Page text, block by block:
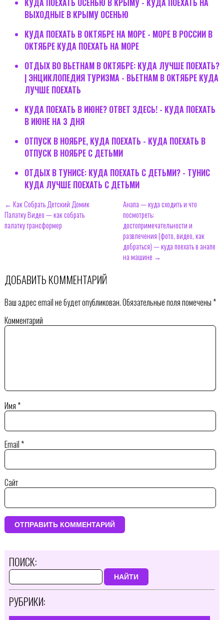
ВЫХОДНЫЕ В КРЫМУ ОСЕНЬЮ
КУДА ПОЕХАТЬ В ОКТЯБРЕ НА МОРЕ - МОРЕ В РОССИИ В
ОКТЯБРЕ КУДА ПОЕХАТЬ НА МОРЕ
ОТДЫХ ВО ВЬЕТНАМ В ОКТЯБРЕ: КУДА ЛУЧШЕ ПОЕХАТЬ?
| ЭНЦИКЛОПЕДИЯ ТУРИЗМА - ВЬЕТНАМ В ОКТЯБРЕ КУДА
ЛУЧШЕ ПОЕХАТЬ
КУДА ПОЕХАТЬ В ИЮНЕ? ОТВЕТ ЗДЕСЬ! - КУДА ПОЕХАТЬ
В ИЮНЕ НА 3 ДНЯ
ОТПУСК В НОЯБРЕ, КУДА ПОЕХАТЬ - КУДА ПОЕХАТЬ В
ОТПУСК В НОЯБРЕ С ДЕТЬМИ
ОТДЫХ В ТУНИСЕ: КУДА ПОЕХАТЬ С ДЕТЬМИ? - ТУНИС
КУДА ЛУЧШЕ ПОЕХАТЬ С ДЕТЬМИ
← Как Собрать Детский Домик
Палатку Видео — как собрать
палатку трансформер
Анапа — куда сходить и что
посмотреть:
достопримечательности и
развлечения (фото, видео, как
добраться) — куда поехать в анапе
на машине →
ДОБАВИТЬ КОММЕНТАРИЙ
Ваш адрес email не будет опубликован.Обязательные поля помечены*
Комментарий
Имя*
Email*
Сайт
ПОИСК:
НАЙТИ
РУБРИКИ: